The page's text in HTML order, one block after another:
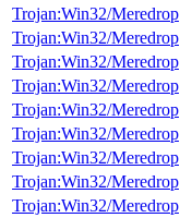
Trojan:Win32/Meredrop
Trojan:Win32/Meredrop
Trojan:Win32/Meredrop
Trojan:Win32/Meredrop
Trojan:Win32/Meredrop
Trojan:Win32/Meredrop
Trojan:Win32/Meredrop
Trojan:Win32/Meredrop
Trojan:Win32/Meredrop